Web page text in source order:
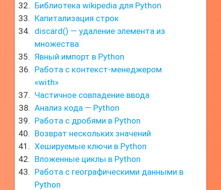
Библиотека wikipedia для Python
Капитализация строк
discard() — удаление элемента из
множества
Явный импорт в Python
Работа с контекст-менеджером
«with»
Частичное совпадение ввода
Анализ кода — Python
Работа с дробями в Python
Возврат нескольких значений
Хешируемые ключи в Python
Вложенные циклы в Python
Работа с географическими данными в
Python